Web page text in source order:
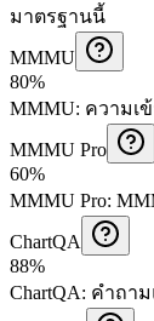
มาตรฐานนี้
MMMU
80%
MMMU: ความเ
MMMU Pro
60%
MMMU Pro:
ChartQA
88%
ChartQA: คำถา